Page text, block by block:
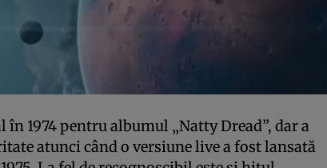
1974 pentru albumul „Natty Dread”, dar a
atunci când o versiune live a fost lansată